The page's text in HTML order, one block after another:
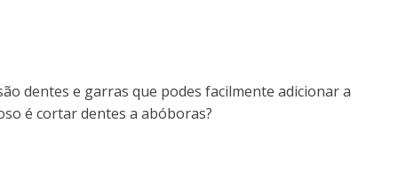
dentes e garras que podes facilmente adicionar a
é cortar dentes a abóboras?